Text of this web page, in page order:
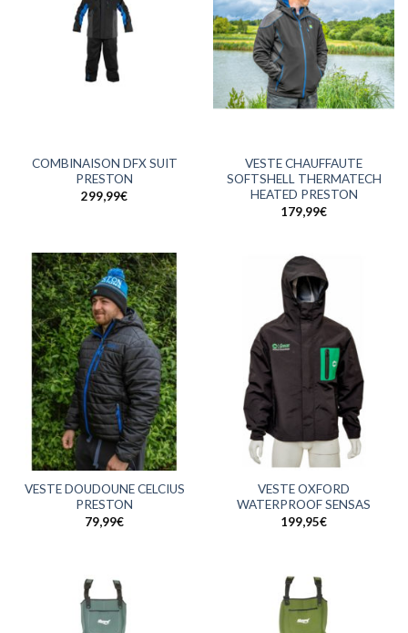
COMBINAISON DFX SUIT
PRESTON
299,99€
VESTE CHAUFFAUTE
SOFTSHELL THERMATECH
HEATED PRESTON
179,99€
VESTE DOUDOUNE CELCIUS
PRESTON
79,99€
VESTE OXFORD
WATERPROOF SENSAS
199,95€